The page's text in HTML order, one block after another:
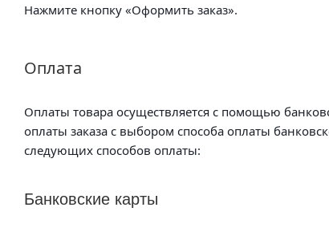
Нажмите кнопку «Оформить заказ».
Оплата
Оплаты товара осуществляется с помощью
оплаты заказа с выбором способа оплаты
следующих способов оплаты:
Банковские карты